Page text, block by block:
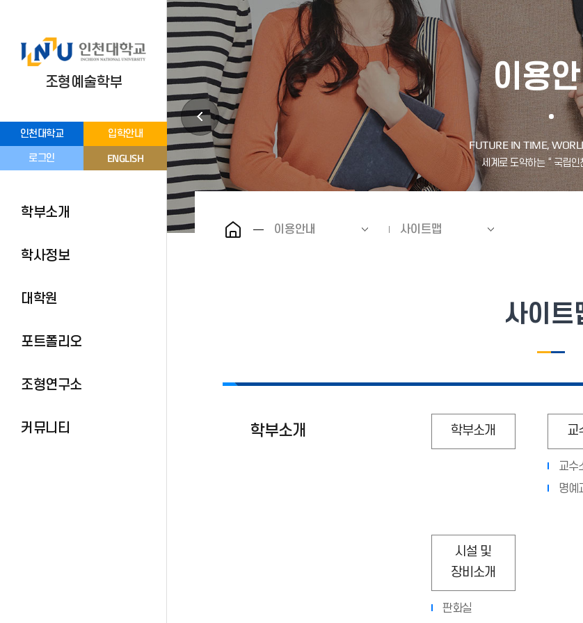
인천대학교 입학안내
로그인 ENGLISH
조형예술학부
학부소개
학사정보
대학원
포트폴리오
조형연구소
커뮤니티
이용
이용안내 사이트맵
사이트
학부소개 학부소개 교
교수
명예
시설 및
장비소개
판화실